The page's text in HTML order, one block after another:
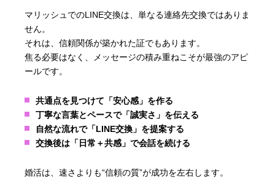
マリッシュでのLINE交換は、単なる連絡先交換ではありま
せん。
それは、信頼関係が築かれた証でもあります。
焦る必要はなく、メッセージの積み重ねこそが最強のアピ
ールです。
共通点を見つけて「安心感」を作る
丁寧な言葉とペースで「誠実さ」を伝える
自然な流れで「LINE交換」を提案する
交換後は「日常＋共感」で会話を続ける
婚活は、速さよりも“信頼の質”が成功を左右します。